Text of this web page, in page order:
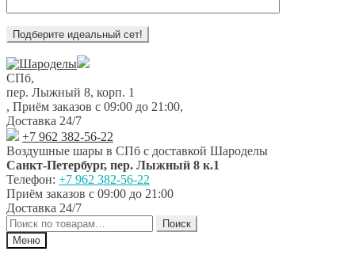
Перейти
к
навигации
Перейти
к
содержимому
СПб,
пер. Лыжный 8, корп. 1
, Приём заказов с 09:00 до 21:00,
Доставка 24/7
+7 962 382-56-22
Воздушные шары в СПб с доставкой Шароделы
Санкт-Петербург, пер. Лыжный 8 к.1
Телефон: +7 962 382-56-22
Приём заказов с 09:00 до 21:00
Доставка 24/7
Искать:
Поиск
Меню